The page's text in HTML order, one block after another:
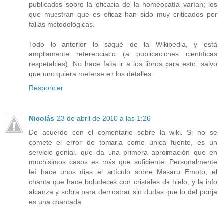
publicados sobre la eficacia de la homeopatía varían; los
que muestran que es eficaz han sido muy criticados por
fallas metodológicas.
Todo lo anterior lo saqué de la Wikipedia, y está
ampliamente referenciado (a publicaciones científicas
respetables). No hace falta ir a los libros para esto, salvo
que uno quiera meterse en los detalles.
Responder
Nicolás 23 de abril de 2010 a las 1:26
De acuerdo con el comentario sobre la wiki. Si no se
comete el error de tomarla como única fuente, es un
servicio genial, que da una primera aproimación que en
muchisimos casos es más que suficiente. Personalmente
leí hace unos dias el artículo sobre Masaru Emoto, el
chanta que hace boludeces con cristales de hielo, y la info
alcanza y sobra para demostrar sin dudas que lo del ponja
es una chantada.